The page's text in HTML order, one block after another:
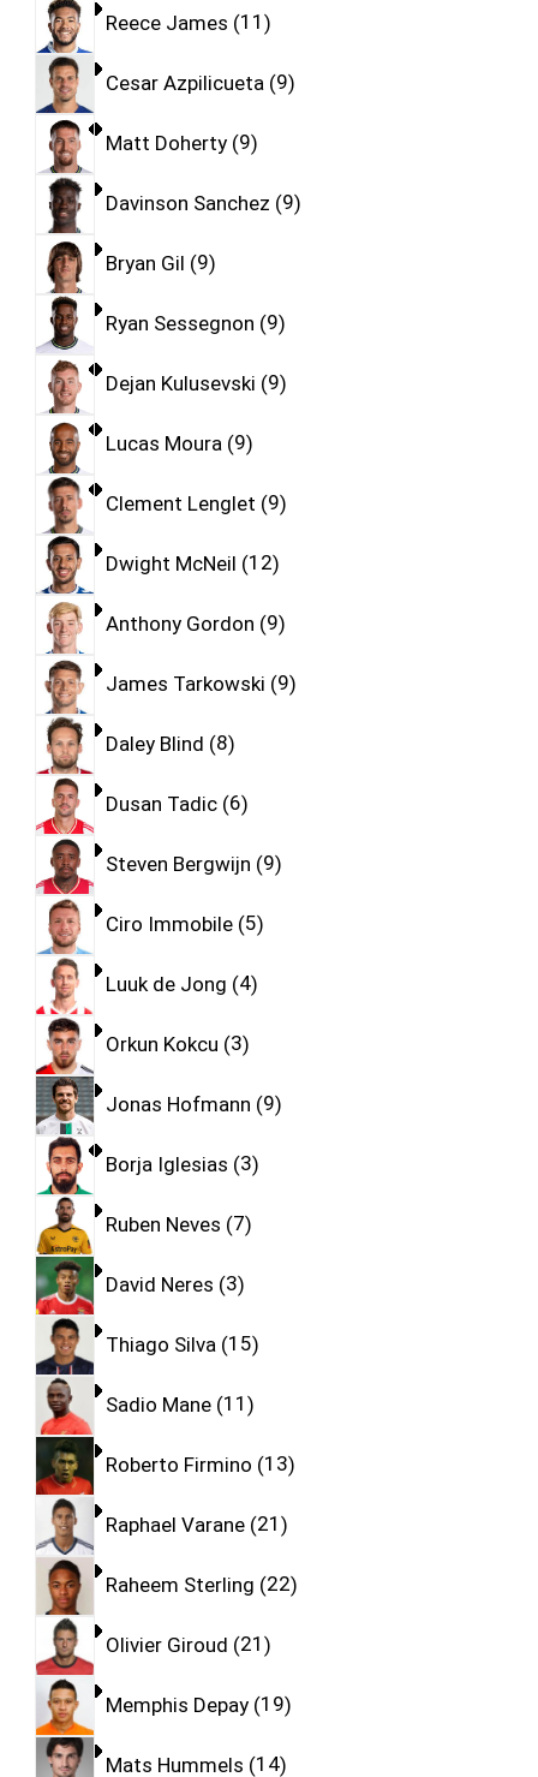
Reece James 11
Cesar Azpilicueta 9
Matt Doherty 9
Davinson Sanchez 9
Bryan Gil 9
Ryan Sessegnon 9
Dejan Kulusevski 9
Lucas Moura 9
Clement Lenglet 9
Dwight McNeil 12
Anthony Gordon 9
James Tarkowski 9
Daley Blind 8
Dusan Tadic 6
Steven Bergwijn 9
Ciro Immobile 5
Luuk de Jong 4
Orkun Kokcu 3
Jonas Hofmann 9
Borja Iglesias 3
Ruben Neves 7
David Neres 3
Thiago Silva 15
Sadio Mane 11
Roberto Firmino 13
Raphael Varane 21
Raheem Sterling 22
Olivier Giroud 21
Memphis Depay 19
Mats Hummels 14